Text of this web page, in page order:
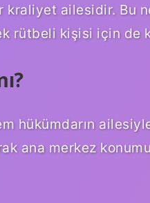
ailesidir. Bu
rütbeli kişisi için de
hükümdarın
ana merkez